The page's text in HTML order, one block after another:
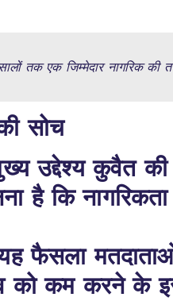
तक एक जिम्मेदार नागरिक
सोच
उद्देश्य कुवैत की
है कि
फैसला
को कम करने के